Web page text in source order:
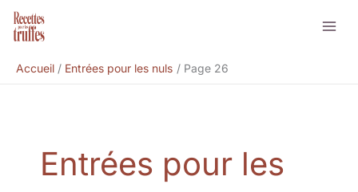
Aller
Accueil
Entrées pour les nuls Page 26
Entrées pour les
Rechercher